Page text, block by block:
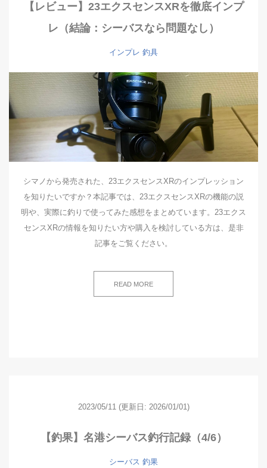
【レビュー】23エクスセンスXRを徹底インプ
レ（結論：シーバスなら問題なし）
インプレ 釣具
シマノから発売された、23エクスセンスXRのインプレッション
を知りたいですか？本記事では、23エクスセンスXRの機能の説
明や、実際に釣りで使ってみた感想をまとめています。23エクス
センスXRの情報を知りたい方や購入を検討している方は、是非
記事をご覧ください。
READ MORE
2023/05/11 (更新日: 2026/01/01)
【釣果】名港シーバス釣行記録（4/6）
シーバス 釣果